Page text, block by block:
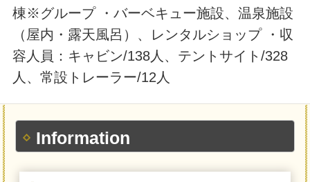
棟※グループ ・バーベキュー施設、温泉施設
（屋内・露天風呂）、レンタルショップ ・収
容人員：キャビン/138人、テントサイト/328
人、常設トレーラー/12人
Information